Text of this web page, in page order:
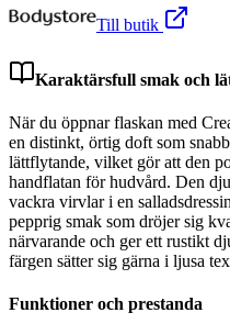
Till butik
Karaktärsfull smak och
När du öppnar flaskan med
en distinkt, örtig doft som
lättflytande, vilket gör att den
handflatan för hudvård. Den
vackra virvlar i en
pepprig smak som dröjer sig
närvarande och ger ett rustikt
färgen sätter sig gärna i ljusa
Funktioner och prestanda